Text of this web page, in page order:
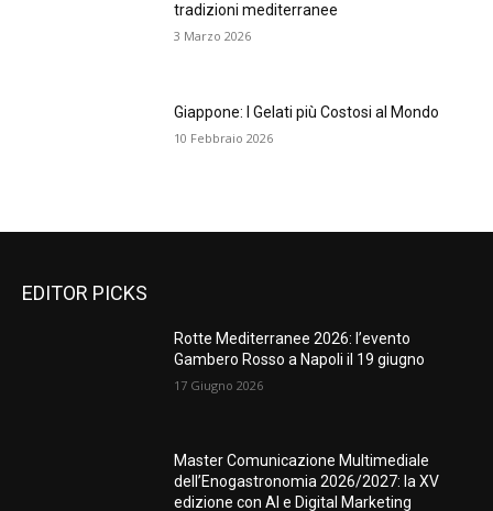
tradizioni mediterranee
3 Marzo 2026
Giappone: I Gelati più Costosi al Mondo
10 Febbraio 2026
EDITOR PICKS
Rotte Mediterranee 2026: l’evento
Gambero Rosso a Napoli il 19 giugno
17 Giugno 2026
Master Comunicazione Multimediale
dell’Enogastronomia 2026/2027: la XV
edizione con AI e Digital Marketing